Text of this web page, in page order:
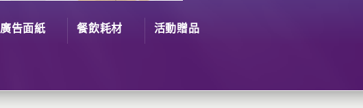
廣告面紙 餐飲耗材
活動贈品